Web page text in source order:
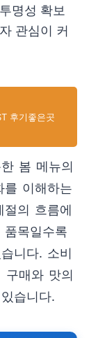
명성 확보
관심이 커
후기좋은곳
봄 메뉴의
를 이해하는
의 흐름에
목일수록
니다. 소비
구매와 맛의
습니다.